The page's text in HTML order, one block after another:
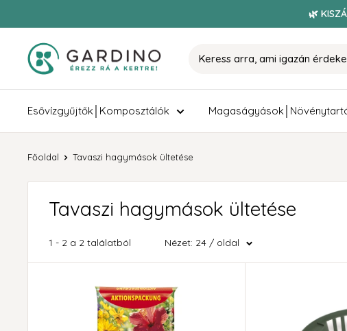
🌿
Gardino
Esővízgyűjtők│Komposztálók
Főoldal Tavaszi hagymások ültetése
Tavaszi hagymások ültetése
1 - 2 a 2 találatból Nézet: 24 / oldal